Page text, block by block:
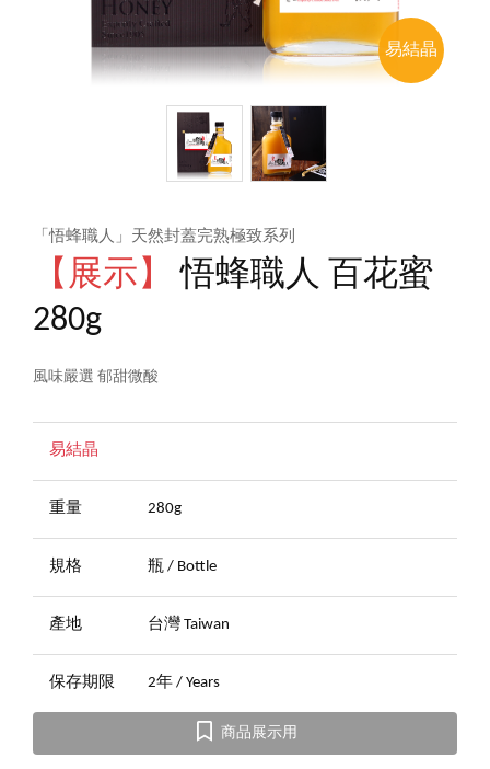
易結晶
「悟蜂職人」天然封蓋完熟極致系列
【展示】
悟蜂職人 百花蜜
280g
風味嚴選 郁甜微酸
易結晶
重量 280g
規格 瓶 / Bottle
產地 台灣 Taiwan
保存期限 2年 / Years
商品展示用